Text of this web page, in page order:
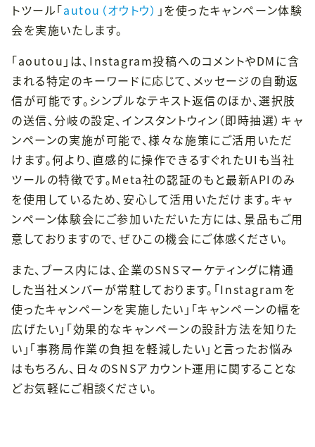
トツール「autou（オウトウ） 」を使ったキャンペーン体験
会を実施いたします。
「aoutou」は、Instagram投稿へのコメントやDMに含
まれる特定のキーワードに応じて、メッセージの自動返
信が可能です。シンプルなテキスト返信のほか、選択肢
の送信、分岐の設定、インスタントウィン（即時抽選）キャ
ンペーンの実施が可能で、様々な施策にご活用いただ
けます。何より、直感的に操作できるすぐれたUIも当社
ツールの特徴です。Meta社の認証のもと最新APIのみ
を使用しているため、安心して活用いただけます。キャ
ンペーン体験会にご参加いただいた方には、景品もご用
意しておりますので、ぜひこの機会にご体感ください。
また、ブース内には、企業のSNSマーケティングに精通
した当社メンバーが常駐しております。「Instagramを
使ったキャンペーンを実施したい」「キャンペーンの幅を
広げたい」「効果的なキャンペーンの設計方法を知りた
い」「事務局作業の負担を軽減したい」と言ったお悩み
はもちろん、日々のSNSアカウント運用に関することな
どお気軽にご相談ください。